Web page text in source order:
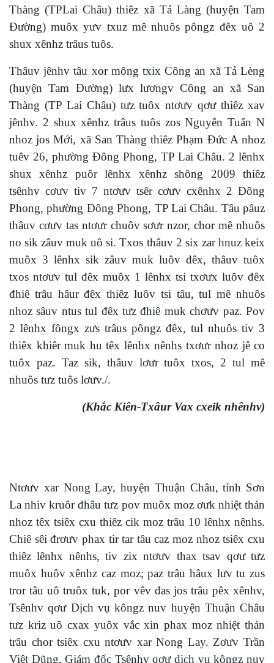
Thàng (TPLai Châu) thiêz xã Tả Làng (huyện Tam
Đường) muôx yưv txuz mê nhuôs pôngz đêx uô 2
shux xênhz trâus tuôs.
Thâuv jênhv tâu xor mông txix Công an xã Tả Lèng
(huyện Tam Đường) lưx lươngv Công an xã San
Thàng (TP Lai Châu) tưz tuôx ntơưv qơư thiêz xav
jênhv. 2 shux xênhz trâus tuôs zos Nguyễn Tuấn N
nhoz jos Mới, xã San Thàng thiêz Phạm Đức A nhoz
tuêv 26, phường Đông Phong, TP Lai Châu. 2 lênhx
shux xênhz puôr lênhx xênhz shông 2009 thiêz
tsênhv cơưv tiv 7 ntơưv tsêr cơưv cxênhx 2 Đông
Phong, phường Đông Phong, TP Lai Châu. Tâu pâuz
thâuv cơưv tas ntơưr chuôv sơưr nzor, chor mê nhuôs
no sik zâuv muk uô si. Txos thâuv 2 six zar hnuz keix
muôx 3 lênhx sik zâuv muk luôv đêx, thâuv tuôx
txos ntơưv tul đêx muôx 1 lênhx tsi txơưx luôv đêx
đhiê trâu hâur đêx thiêz luôv tsi tâu, tul mê nhuôs
nhoz sâuv ntus tul đêx tưz đhiê muk chơưv paz. Pov
2 lênhx fôngx zưs trâus pôngz đêx, tul nhuôs tiv 3
thiêx khiêr muk hu têx lênhx nênhs txơưr nhoz jê co
tuôx paz. Taz sik, thâuv lơưr tuôx txos, 2 tul mê
nhuôs tưz tuôs lơưv./.
(Khắc Kiên-Txâur Vax cxeik nhênhv)
Ntơưv xar Nong Lay, huyện Thuận Châu, tỉnh Sơn
La nhiv kruôr đhâu tưz pov muôx moz ơưk nhiệt thán
nhoz têx tsiêx cxu thiêz cik moz trâu 10 lênhx nênhs.
Chiê sêi đrơưv phax tir tar tâu caz moz nhoz tsiêx cxu
thiêz lênhx nênhs, tiv zix ntơưv thax tsav qơư tưz
muôx huôv xênhz caz moz; paz trâu hâux lưv tu zus
tror tâu uô truôx tuk, por vêv đas jos trâu pêx xênhv,
Tsênhv qơư Dịch vụ kôngz nuv huyện Thuận Châu
tưz kriz uô cxax yuôx vắc xin phax moz nhiệt thán
trâu chor tsiêx cxu ntơưv xar Nong Lay. Zơưv Trần
Việt Dũng, Giám đốc Tsênhv qơư dịch vụ kôngz nuv